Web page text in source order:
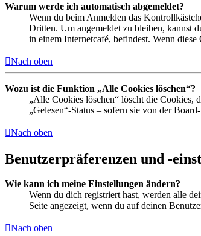
Warum werde ich automatisch abgemeldet?
Wenn du beim Anmelden das
Dritten. Um angemeldet zu bleiben, kannst
in einem Internetcafé, befindest. Wenn
Nach oben
Wozu ist die Funktion „Alle Cookies löschen“?
„Alle Cookies löschen“ löscht die Cookies,
„Gelesen“-Status – sofern sie von der
Nach oben
Benutzerpräferenzen und -
Wie kann ich meine Einstellungen ändern?
Wenn du dich registriert hast, werden alle
Seite angezeigt, wenn du auf deinen
Nach oben